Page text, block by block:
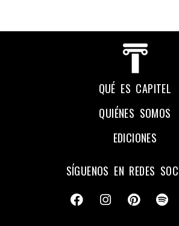
QUÉ ES CAPITEL
QUIÉNES SOMOS
EDICIONES
SÍGUENOS EN REDES